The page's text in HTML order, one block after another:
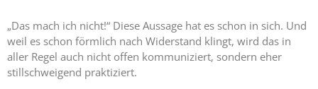
„Das mach ich nicht!“ Diese Aussage hat es schon in sich. Und
weil es schon förmlich nach Widerstand klingt, wird das in
aller Regel auch nicht offen kommuniziert, sondern eher
stillschweigend praktiziert.
Z-MVZ
Personal-
Management
Ängste,